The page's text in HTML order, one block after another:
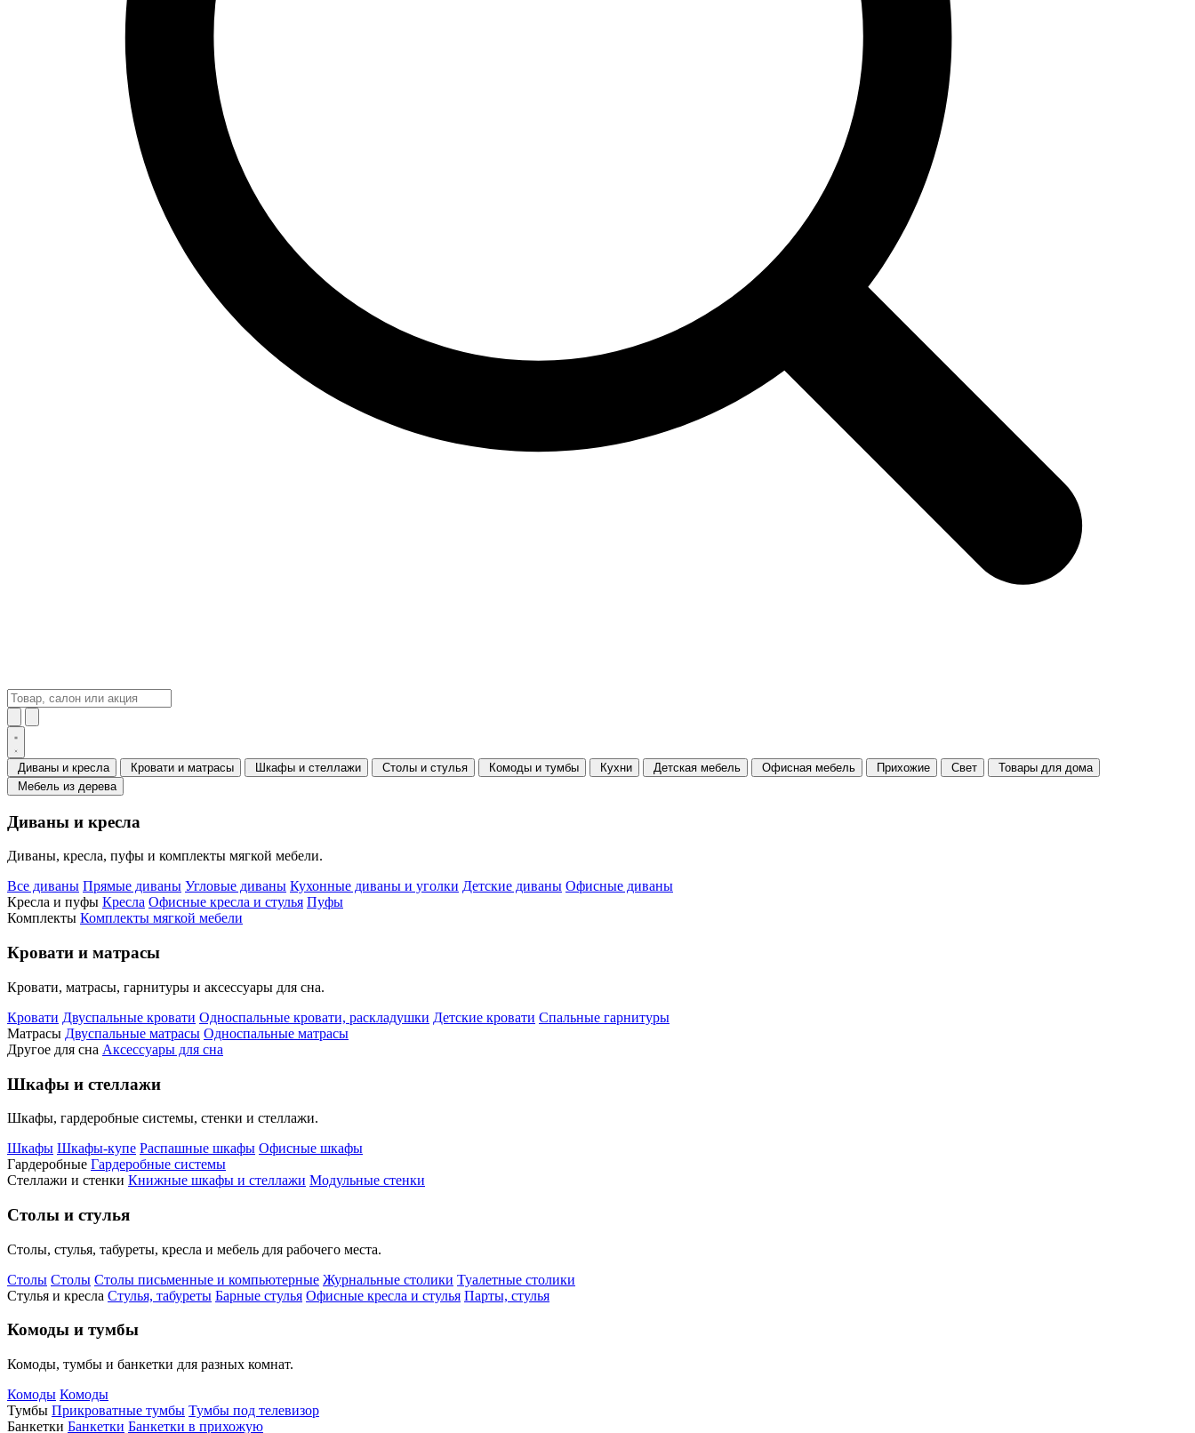
Диваны и кресла Кровати и матрасы Шкафы и стеллажи Столы и стулья Комоды и тумбы Кухни Детская мебель Офисная мебель Прихожие Свет
Товары для дома
Мебель из дерева
Диваны и кресла
Диваны, кресла, пуфы и комплекты мягкой мебели.
Все диваны Прямые диваны Угловые диваны Кухонные диваны и уголки Детские диваны Офисные диваны
Кресла и пуфы Кресла Офисные кресла и стулья Пуфы
Комплекты Комплекты мягкой мебели
Кровати и матрасы
Кровати, матрасы, гарнитуры и аксессуары для сна.
Кровати Двуспальные кровати Односпальные кровати, раскладушки Детские кровати Спальные гарнитуры
Матрасы Двуспальные матрасы Односпальные матрасы
Другое для сна Аксессуары для сна
Шкафы и стеллажи
Шкафы, гардеробные системы, стенки и стеллажи.
Шкафы Шкафы-купе Распашные шкафы Офисные шкафы
Гардеробные Гардеробные системы
Стеллажи и стенки Книжные шкафы и стеллажи Модульные стенки
Столы и стулья
Столы, стулья, табуреты, кресла и мебель для рабочего места.
Столы Столы Столы письменные и компьютерные Журнальные столики Туалетные столики
Стулья и кресла Стулья, табуреты Барные стулья Офисные кресла и стулья Парты, стулья
Комоды и тумбы
Комоды, тумбы и банкетки для разных комнат.
Комоды Комоды
Тумбы Прикроватные тумбы Тумбы под телевизор
Банкетки Банкетки Банкетки в прихожую